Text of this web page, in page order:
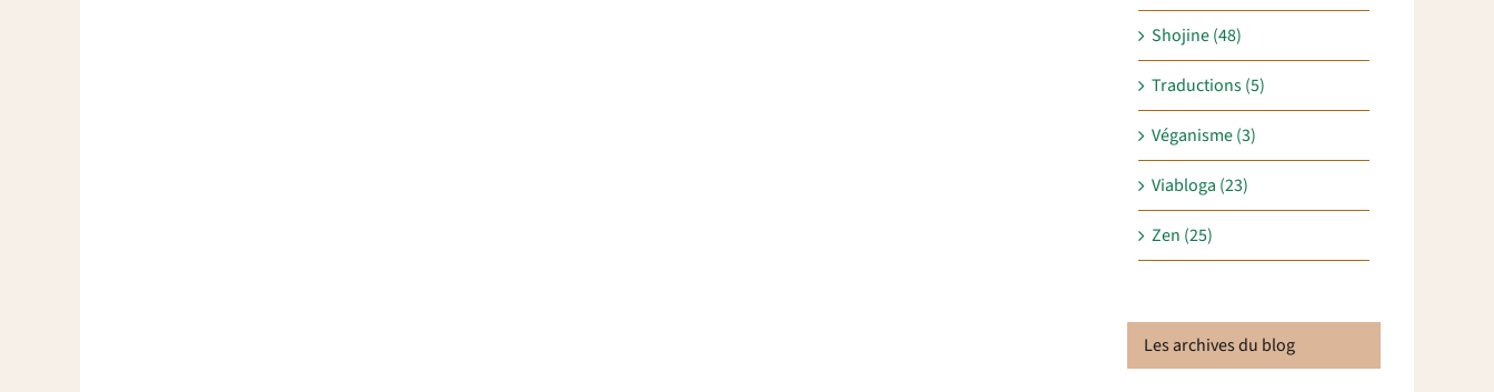
Shojine (48)
Traductions (5)
Véganisme (3)
Viabloga (23)
Zen (25)
Les archives du blog